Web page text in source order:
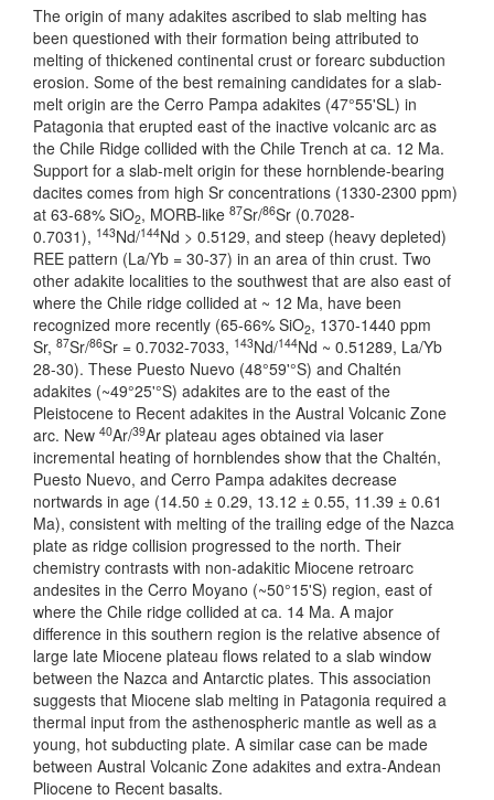
The origin of many adakites ascribed to slab melting has
been questioned with their formation being attributed to
melting of thickened continental crust or forearc subduction
erosion. Some of the best remaining candidates for a slab-
melt origin are the Cerro Pampa adakites (47°55'SL) in
Patagonia that erupted east of the inactive volcanic arc as
the Chile Ridge collided with the Chile Trench at ca. 12 Ma.
Support for a slab-melt origin for these hornblende-bearing
dacites comes from high Sr concentrations (1330-2300 ppm)
at 63-68% SiO2, MORB-like 87Sr/86Sr (0.7028-
0.7031), 143Nd/144Nd > 0.5129, and steep (heavy depleted)
REE pattern (La/Yb = 30-37) in an area of thin crust. Two
other adakite localities to the southwest that are also east of
where the Chile ridge collided at ~ 12 Ma, have been
recognized more recently (65-66% SiO2, 1370-1440 ppm
Sr, 87Sr/86Sr = 0.7032-7033, 143Nd/144Nd ~ 0.51289, La/Yb
28-30). These Puesto Nuevo (48°59'°S) and Chaltén
adakites (~49°25'°S) adakites are to the east of the
Pleistocene to Recent adakites in the Austral Volcanic Zone
arc. New 40Ar/39Ar plateau ages obtained via laser
incremental heating of hornblendes show that the Chaltén,
Puesto Nuevo, and Cerro Pampa adakites decrease
nortwards in age (14.50 ± 0.29, 13.12 ± 0.55, 11.39 ± 0.61
Ma), consistent with melting of the trailing edge of the Nazca
plate as ridge collision progressed to the north. Their
chemistry contrasts with non-adakitic Miocene retroarc
andesites in the Cerro Moyano (~50°15'S) region, east of
where the Chile ridge collided at ca. 14 Ma. A major
difference in this southern region is the relative absence of
large late Miocene plateau flows related to a slab window
between the Nazca and Antarctic plates. This association
suggests that Miocene slab melting in Patagonia required a
thermal input from the asthenospheric mantle as well as a
young, hot subducting plate. A similar case can be made
between Austral Volcanic Zone adakites and extra-Andean
Pliocene to Recent basalts.